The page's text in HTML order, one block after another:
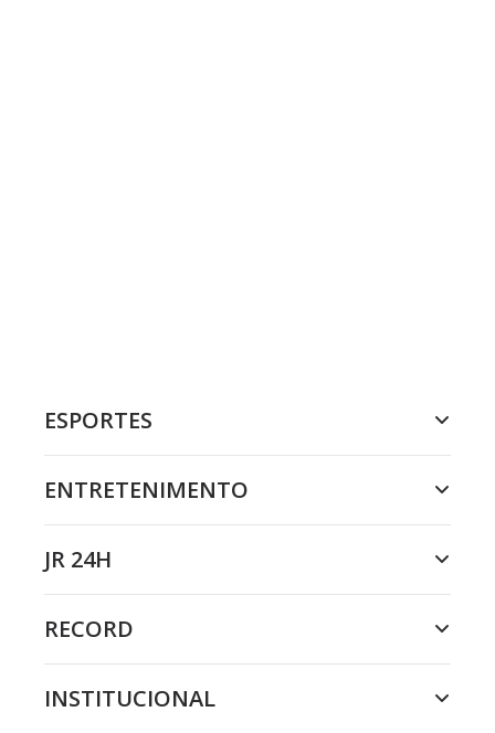
ESPORTES
ENTRETENIMENTO
JR 24H
RECORD
INSTITUCIONAL